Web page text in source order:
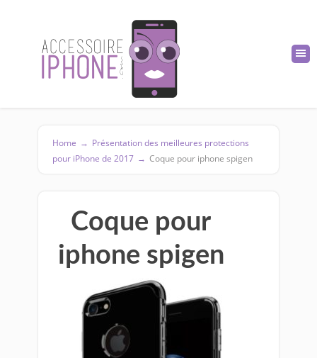
Home → Présentation des meilleures protections
pour iPhone de 2017 → Coque pour iphone spigen
Coque pour
iphone spigen